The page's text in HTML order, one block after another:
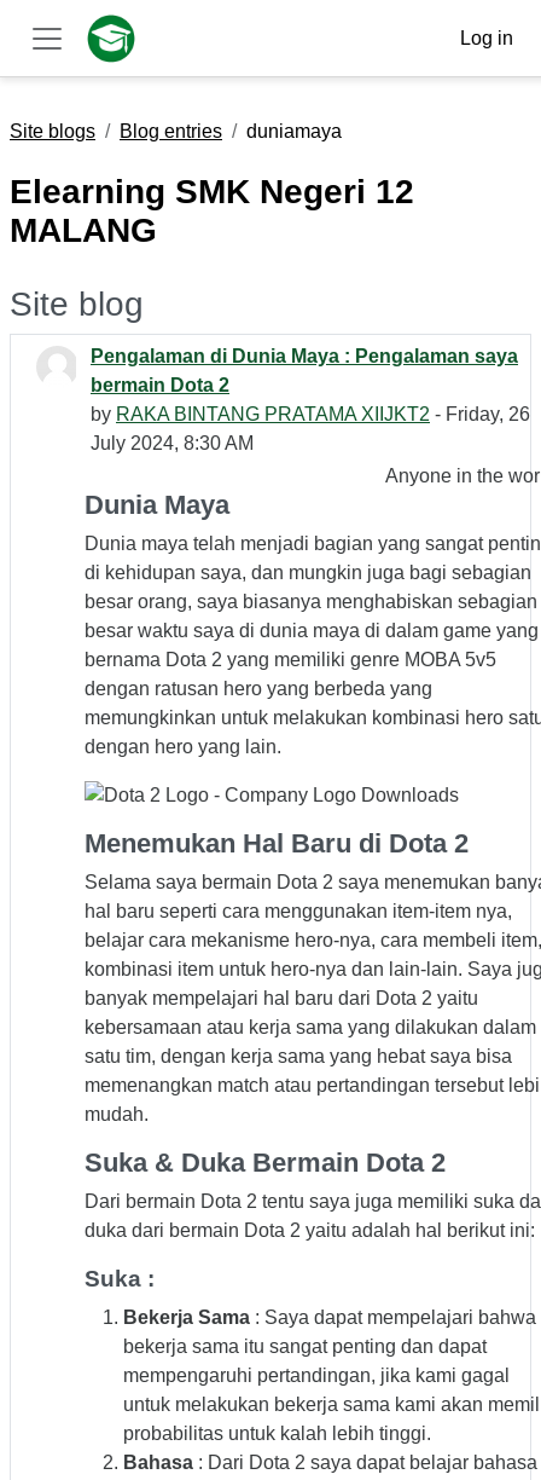
Skip to main content
Side panel
Log in
Site blogs Blog entries duniamaya
Elearning SMK Negeri 12
MALANG
Site blog
Pengalaman di Dunia Maya : Pengalaman saya
bermain Dota 2
by RAKA BINTANG PRATAMA XIIJKT2 - Friday, 26
July 2024, 8:30 AM
Anyone in the
Dunia Maya
Dunia maya telah menjadi bagian yang sangat
di kehidupan saya, dan mungkin juga bagi sebagian
besar orang, saya biasanya menghabiskan sebagian
besar waktu saya di dunia maya di dalam game yang
bernama Dota 2 yang memiliki genre MOBA 5v5
dengan ratusan hero yang berbeda yang
memungkinkan untuk melakukan kombinasi hero
dengan hero yang lain.
Menemukan Hal Baru di Dota 2
Selama saya bermain Dota 2 saya menemukan
hal baru seperti cara menggunakan item-item nya,
belajar cara mekanisme hero-nya, cara membeli item,
kombinasi item untuk hero-nya dan lain-lain. Saya
banyak mempelajari hal baru dari Dota 2 yaitu
kebersamaan atau kerja sama yang dilakukan dalam
satu tim, dengan kerja sama yang hebat saya bisa
memenangkan match atau pertandingan tersebut
mudah.
Suka & Duka Bermain Dota 2
Dari bermain Dota 2 tentu saya juga memiliki suka
duka dari bermain Dota 2 yaitu adalah hal berikut ini:
Suka :
Bekerja Sama : Saya dapat mempelajari bahwa
bekerja sama itu sangat penting dan dapat
mempengaruhi pertandingan, jika kami gagal
untuk melakukan bekerja sama kami akan
probabilitas untuk kalah lebih tinggi.
Bahasa : Dari Dota 2 saya dapat belajar bahasa